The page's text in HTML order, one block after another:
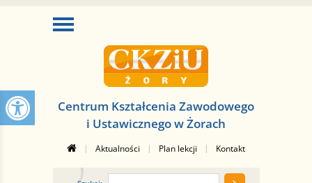
Centrum Kształcenia Zawodowego
i Ustawicznego w Żorach
| Aktualności | Plan lekcji | Kontakt